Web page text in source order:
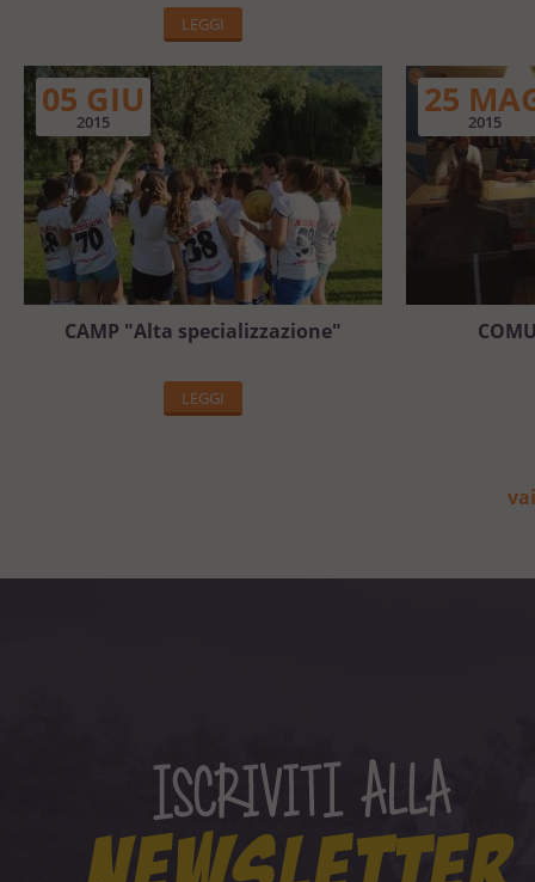
LEGGI
05 GIU
2015
CAMP "Alta specializzazione"
LEGGI
25
2015